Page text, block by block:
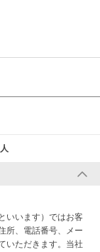
いいます）ではお客
所、電話番号、メー
いただきます。当社